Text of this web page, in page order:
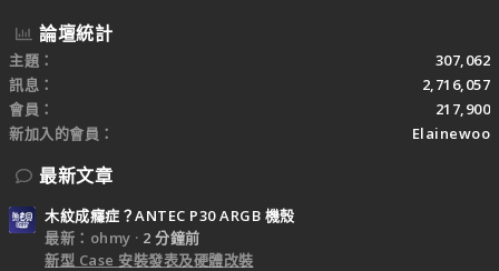
論壇統計
主題
307,062
訊息
2,716,057
會員
217,900
新加入的會員
Elainewoo
最新文章
木紋成癮症？ANTEC P30 ARGB 機殼
最新：ohmy
2 分鐘前
新型 Case 安裝發表及硬體改裝